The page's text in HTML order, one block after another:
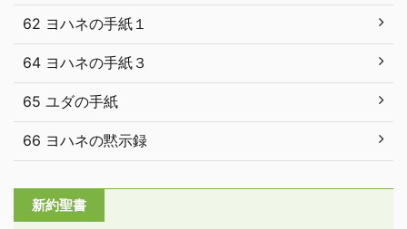
62 ヨハネの手紙１
64 ヨハネの手紙３
65 ユダの手紙
66 ヨハネの黙示録
新約聖書